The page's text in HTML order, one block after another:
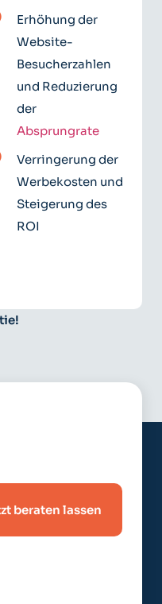
Erhöhung der
Website-
Besucherzahlen
und Reduzierung
der
Absprungrate
Verringerung der
Werbekosten und
Steigerung des
ROI
beraten lassen